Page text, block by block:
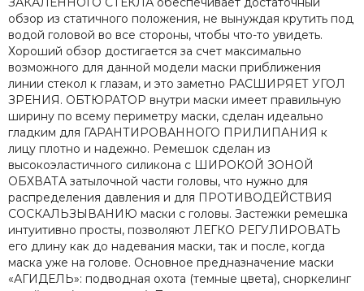
обзор из статичного положения, не вынуждая крутить под
водой головой во все стороны, чтобы что-то увидеть.
Хороший обзор достигается за счет максимально
возможного для данной модели маски приближения
линии стекол к глазам, и это заметно РАСШИРЯЕТ УГОЛ
ЗРЕНИЯ. ОБТЮРАТОР внутри маски имеет правильную
ширину по всему периметру маски, сделан идеально
гладким для ГАРАНТИРОВАННОГО ПРИЛИПАНИЯ к
лицу плотно и надежно. Ремешок сделан из
высокоэластичного силикона с ШИРОКОЙ ЗОНОЙ
ОБХВАТА затылочной части головы, что нужно для
распределения давления и для ПРОТИВОДЕЙСТВИЯ
СОСКАЛЬЗЫВАНИЮ маски с головы. Застежки ремешка
интуитивно просты, позволяют ЛЕГКО РЕГУЛИРОВАТЬ
его длину как до надевания маски, так и после, когда
маска уже на голове. Основное предназначение маски
«АГИДЕЛЬ»: подводная охота (темные цвета), сноркелинг